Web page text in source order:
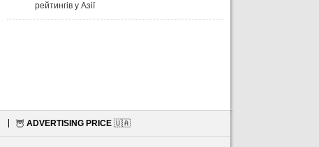
рейтингів у Азії
🦉 ADVERTISING PRICE 🇺🇦